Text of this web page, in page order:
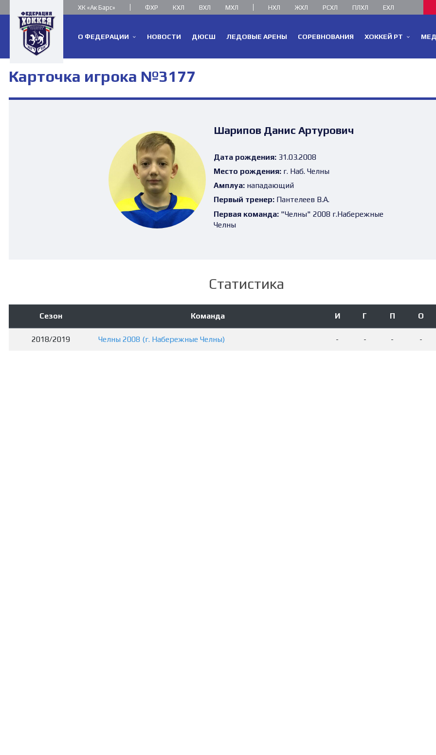
ХК «Ак Барс» ФХР КХЛ ВХЛ МХЛ НХЛ ЖХЛ РСХЛ ПЛХЛ ЕХЛ
О ФЕДЕРАЦИИ НОВОСТИ ДЮСШ ЛЕДОВЫЕ АРЕНЫ СОРЕВНОВАНИЯ ХОККЕЙ РТ
Карточка игрока №3177
Шарипов Данис Артурович
Дата рождения:31.03.2008
Место рождения:г. Наб. Челны
Амплуа:нападающий
Первый тренер:Пантелеев В.А.
Первая команда:"Челны" 2008 г.Набережные
Челны
Статистика
Сезон Команда И Г П О
2018/2019 Челны 2008 (г. Набережные Челны) - - - -